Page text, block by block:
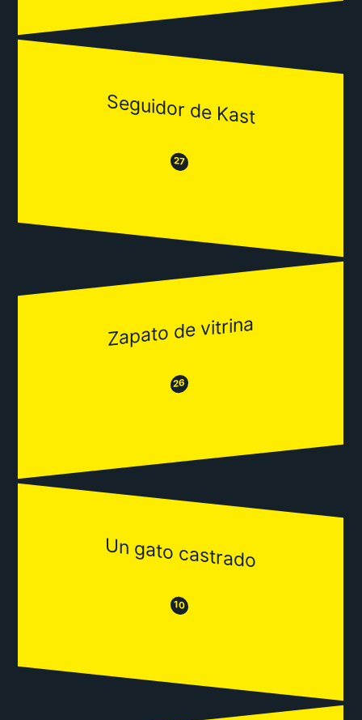
Seguidor de Kast
😒 27 😂
Zapato de vitrina
😒 26 😂
Un gato castrado
😒 10 😂